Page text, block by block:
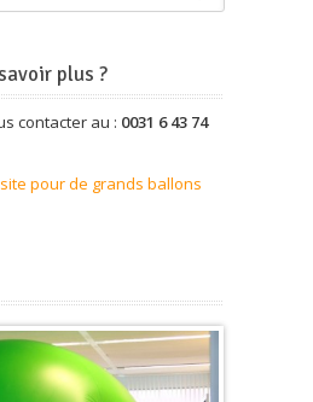
plus ?
contacter au : 0031 6 43 74
site pour de grands ballons